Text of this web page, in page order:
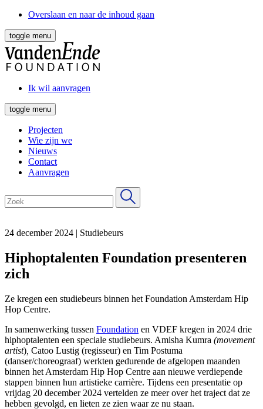
Overslaan en naar de inhoud gaan
toggle menu
Ik wil aanvragen
toggle menu
Projecten
Wie zijn we
Nieuws
Contact
Aanvragen
24 december 2024 | Studiebeurs
Hiphoptalenten Foundation presenteren
zich
Ze kregen een studiebeurs binnen het Foundation Amsterdam Hip
Hop Centre.
In samenwerking tussen Foundation en VDEF kregen in 2024 drie
hiphoptalenten een speciale studiebeurs. Amisha Kumra (movement
artist) Catoo Lustig (regisseur) en Tim Postuma
(danser/choreograaf) werkten gedurende de afgelopen maanden
binnen het Amsterdam Hip Hop Centre aan nieuwe verdiepende
stappen binnen hun artistieke carrière. Tijdens een presentatie op
vrijdag 20 december 2024 vertelden ze meer over het traject dat ze
hebben gevolgd, en lieten ze zien waar ze nu staan.